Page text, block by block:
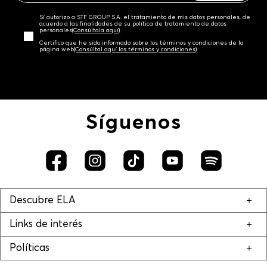
Sí autorizo a STF GROUP S.A. el tratamiento de mis datos personales, de
acuerdo a las finalidades de su política de tratamiento de datos
personales‎(Consúltala aquí)
Certifico que he sido informado sobre los términos y condiciones de la
página web‎(Consúltal aquí los términos y condiciones)
Síguenos
Descubre ELA
Links de interés
Políticas